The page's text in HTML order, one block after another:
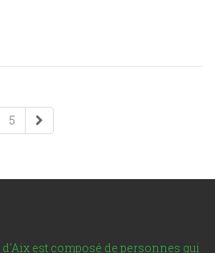
5
est composé de personnes qui